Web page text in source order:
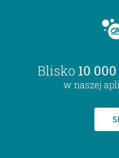
Blisko 10
w naszej